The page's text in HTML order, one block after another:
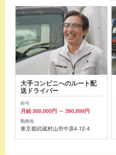
大手コンビニへのルート配
送ドライバー
給与
月給 300,000円 ～ 390,000円
勤務地
東京都武蔵村山市中原4-12-4